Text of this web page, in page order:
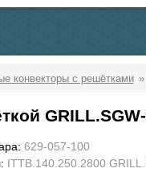
конвекторы с решётками
629-057-100
ITTB.140.250.2800